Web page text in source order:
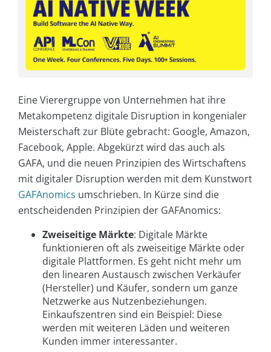
Eine Vierergruppe von Unternehmen hat ihre
Metakompetenz digitale Disruption in kongenialer
Meisterschaft zur Blüte gebracht: Google, Amazon,
Facebook, Apple. Abgekürzt wird das auch als
GAFA, und die neuen Prinzipien des Wirtschaftens
mit digitaler Disruption werden mit dem Kunstwort
GAFAnomics umschrieben. In Kürze sind die
entscheidenden Prinzipien der GAFAnomics:
Zweiseitige Märkte: Digitale Märkte
funktionieren oft als zweiseitige Märkte oder
digitale Plattformen. Es geht nicht mehr um
den linearen Austausch zwischen Verkäufer
(Hersteller) und Käufer, sondern um ganze
Netzwerke aus Nutzenbeziehungen.
Einkaufszentren sind ein Beispiel: Diese
werden mit weiteren Läden und weiteren
Kunden immer interessanter.